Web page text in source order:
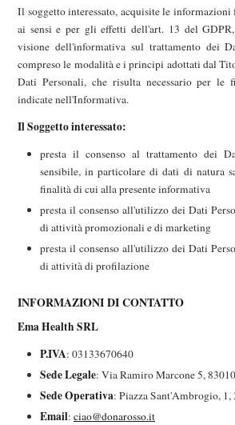
Il soggetto interessato, acquisite le
ai sensi e per gli effetti dell'art. 13 del
visione dell'informativa sul trattamento dei
compreso le modalità e i principi adottati dal
Dati Personali, che risulta necessario per le
indicate nell'Informativa.
Il Soggetto interessato:
presta il consenso al trattamento dei
sensibile, in particolare di dati di natura
finalità di cui alla presente informativa
presta il consenso all'utilizzo dei Dati
di attività promozionali e di marketing
presta il consenso all'utilizzo dei Dati
di attività di profilazione
INFORMAZIONI DI CONTATTO
Ema Health SRL
P.IVA: 03133670640
Sede Legale: Via Ramiro Marcone 5,
Sede Operativa: Piazza Sant'Ambrogio,
Email: ciao@donarosso.it